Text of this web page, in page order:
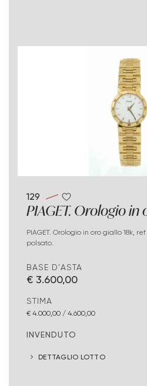
129
PIAGET. Orologio in
PIAGET. Orologio in oro giallo 18k, ref G0A10861. Anni '80. Mai
polsato.
BASE D'ASTA
€ 3.600,00
STIMA
€ 4.000,00 / 4.600,00
INVENDUTO
DETTAGLIO LOTTO